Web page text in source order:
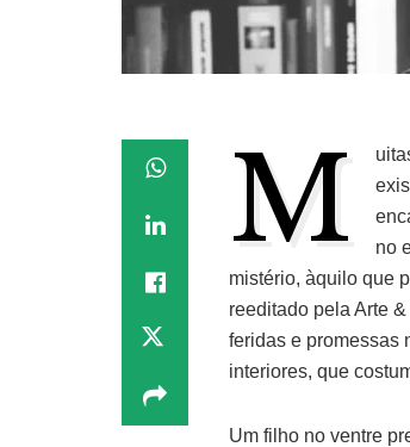
M
no
mistério, àquilo que
reeditado pela Arte
feridas e promessas
interiores, que
Um filho no ventre